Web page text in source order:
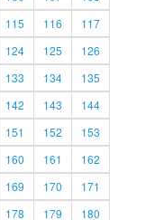
115 116
117
124 125
126
133 134
135
142 143
144
151 152
153
160 161
162
169 170
171
178 179
180